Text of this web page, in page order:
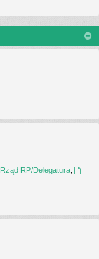
Rząd RP/Delegatura,